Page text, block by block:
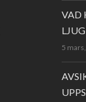
VAD
5